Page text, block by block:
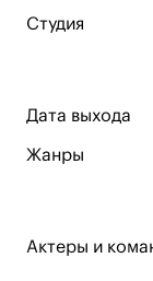
Студия
Дата выхода
Жанры
Актеры и